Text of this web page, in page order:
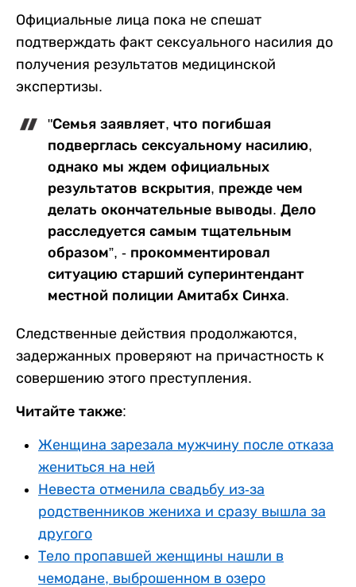
Официальные лица пока не спешат
подтверждать факт сексуального насилия до
получения результатов медицинской
экспертизы.
"Семья заявляет, что погибшая
подверглась сексуальному насилию,
однако мы ждем официальных
результатов вскрытия, прежде чем
делать окончательные выводы. Дело
расследуется самым тщательным
образом”, - прокомментировал
ситуацию старший суперинтендант
местной полиции Амитабх Синха.
Следственные действия продолжаются,
задержанных проверяют на причастность к
совершению этого преступления.
Читайте также:
Женщина зарезала мужчину после отказа
жениться на ней
Невеста отменила свадьбу из-за
родственников жениха и сразу вышла за
другого
Тело пропавшей женщины нашли в
чемодане, выброшенном в озеро